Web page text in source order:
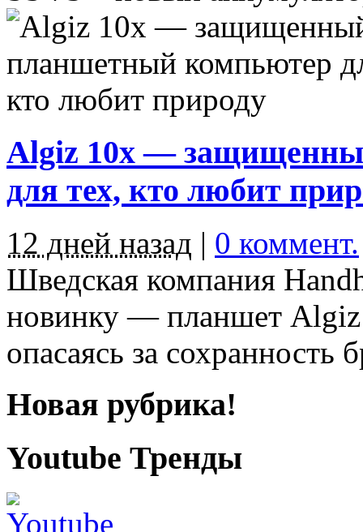
Algiz 10x —
для тех, кто любит
12 дней назад | 0 коммент.
Шведская компания
новинку — планшет
опасаясь за сохранность
Новая рубрика!
Youtube Тренды